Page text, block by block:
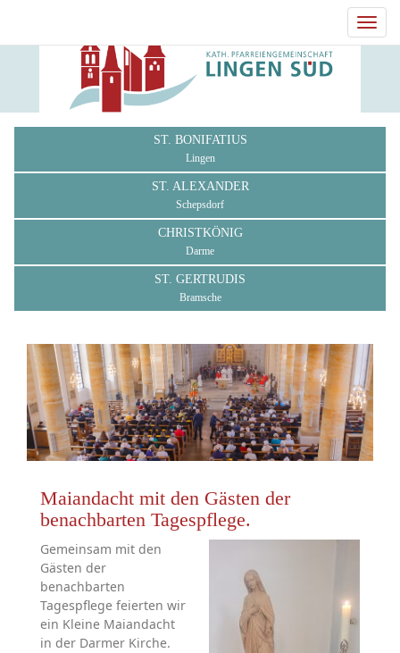
ST. BONIFATIUS
Lingen
ST. ALEXANDER
Schepsdorf
CHRISTKÖNIG
Darme
ST. GERTRUDIS
Bramsche
Maiandacht mit den Gästen der
benachbarten Tagespflege.
Gemeinsam mit den
Gästen der
benachbarten
Tagespflege feierten wir
ein Kleine Maiandacht
in der Darmer Kirche.